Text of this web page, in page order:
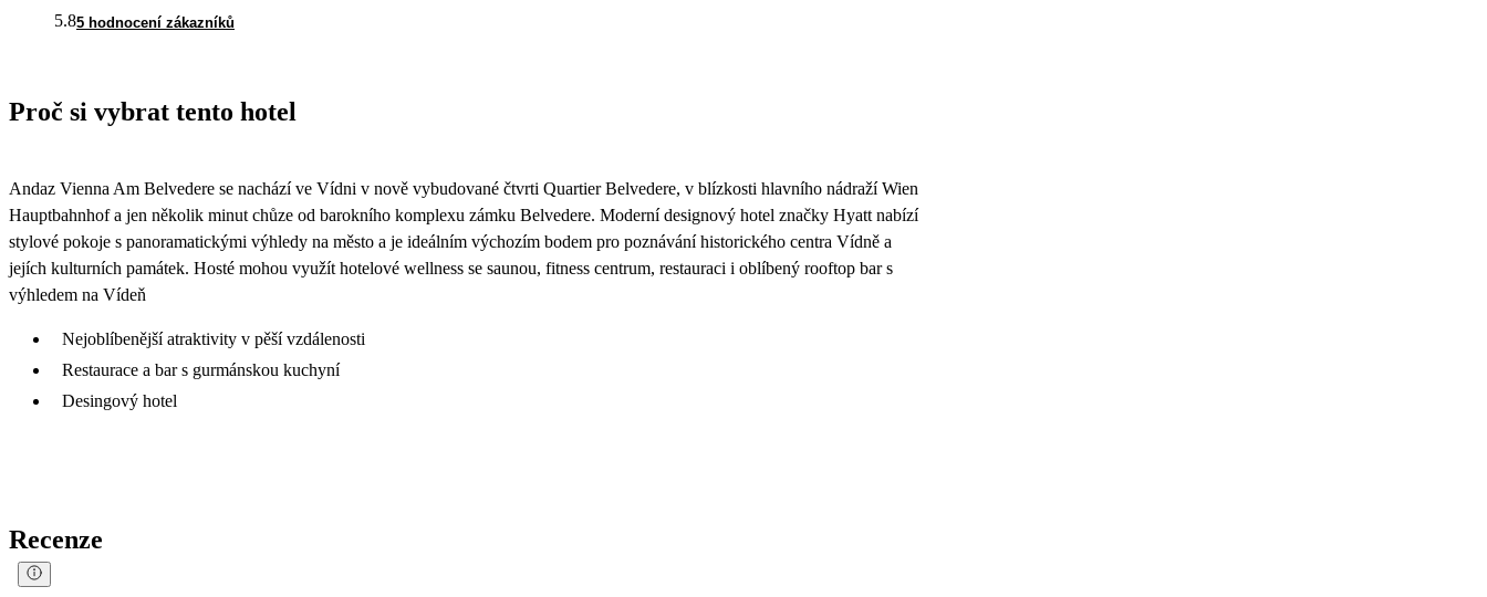
5.85 hodnocení zákazníků
Proč si vybrat tento hotel
Andaz Vienna Am Belvedere se nachází ve Vídni v nově vybudované čtvrti Quartier Belvedere, v blízkosti hlavního nádraží Wien
Hauptbahnhof a jen několik minut chůze od barokního komplexu zámku Belvedere. Moderní designový hotel značky Hyatt nabízí
stylové pokoje s panoramatickými výhledy na město a je ideálním výchozím bodem pro poznávání historického centra Vídně a
jejích kulturních památek. Hosté mohou využít hotelové wellness se saunou, fitness centrum, restauraci i oblíbený rooftop bar s
výhledem na Vídeň
Nejoblíbenější atraktivity v pěší vzdálenosti
Restaurace a bar s gurmánskou kuchyní
Desingový hotel
Recenze